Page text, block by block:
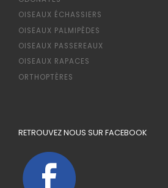
OISEAUX ÉCHASSIERS
OISEAUX PALMIPÈDES
OISEAUX PASSEREAUX
OISEAUX RAPACES
ORTHOPTÈRES
RETROUVEZ NOUS SUR FACEBOOK